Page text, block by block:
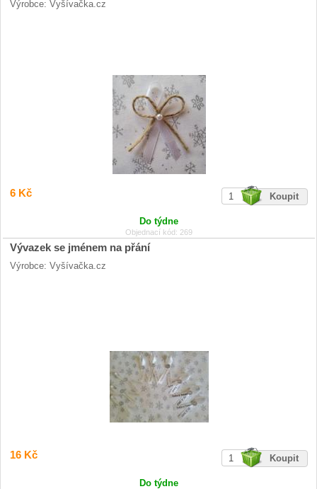
Výrobce: Vyšívačka.cz
6 Kč
Do týdne
Objednací kód: 269
Vývazek se jménem na přání
Výrobce: Vyšívačka.cz
16 Kč
Do týdne